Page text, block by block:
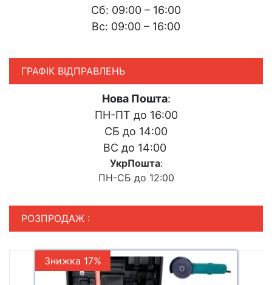
Сб: 09:00 – 16:00
Вс: 09:00 – 16:00
ГРАФІК ВІДПРАВЛЕНЬ
Нова Пошта:
ПН-ПТ до 16:00
СБ до 14:00
ВС до 14:00
УкрПошта:
ПН-СБ до 12:00
РОЗПРОДАЖ :
Знижка 17%